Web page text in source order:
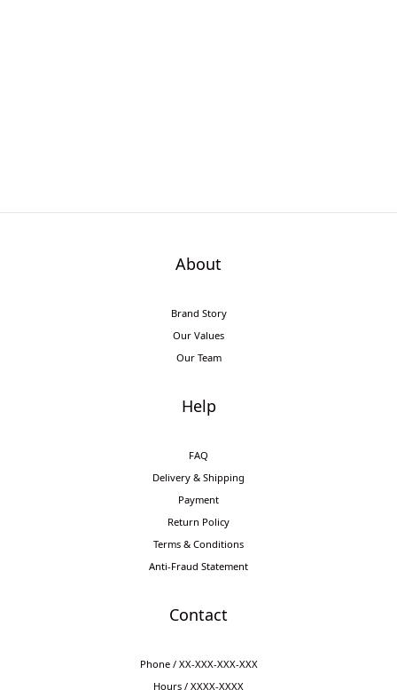
About
Brand Story
Our Values
Our Team
Help
FAQ
Delivery & Shipping
Payment
Return Policy
Terms & Conditions
Anti-Fraud Statement
Contact
Phone / XX-XXX-XXX-XXX
Hours / XXXX-XXXX